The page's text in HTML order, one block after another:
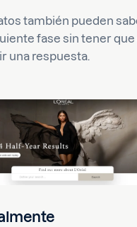
también pueden
fase sin tener
una respuesta.